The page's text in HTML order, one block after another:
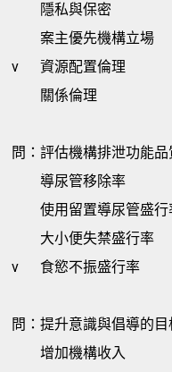
隱私與保密
案主優先機構立場
v
資源配置倫理
關係倫理
問：評估機構排泄功能
導尿管移除率
使用留置導尿管盛行
大小便失禁盛行率
v
食慾不振盛行率
問：提升意識與倡導的目
增加機構收入